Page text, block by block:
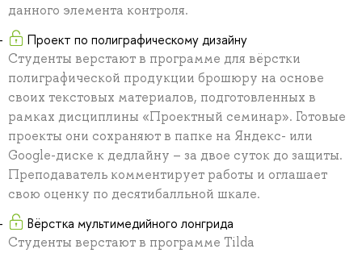
данного элемента контроля.
Проект по полиграфическому дизайну
Студенты верстают в программе для вёрстки
полиграфической продукции брошюру на основе
своих текстовых материалов, подготовленных в
рамках дисциплины «Проектный семинар». Готовые
проекты они сохраняют в папке на Яндекс- или
Google-диске к дедлайну – за двое суток до защиты.
Преподаватель комментирует работы и оглашает
свою оценку по десятибалльной шкале.
Вёрстка мультимедийного лонгрида
Студенты верстают в программе Tilda